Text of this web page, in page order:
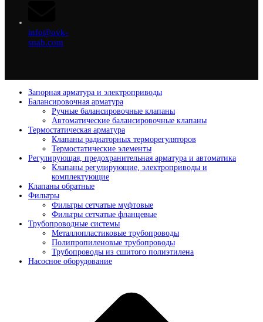
info@ovk-
snab.com
Запорная арматура и электроприводы
Балансировочная арматура
Ручные балансировочные клапаны
Автоматические балансировочные клапаны
Термостатическая арматура
Клапаны радиаторных терморегуляторов
Термостатические элементы
Регулирующая, предохранительная арматура и автоматика
Клапаны регулирующие, электроприводы и
комплектующие
Клапаны обратные
Фильтры
Фильтры сетчатые муфтовые
Фильтры сетчатые фланцевые
Трубопроводные системы
Металлопластиковые трубопроводы
Полипропиленовые трубопроводы
Трубопроводы из сшитого полиэтилена
Насосное оборудование